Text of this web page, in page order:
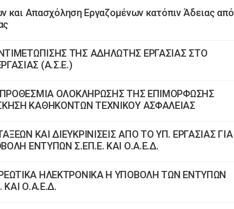
και Απασχόληση Εργαζομένων κατόπιν Άδειας από
ΤΗΣ ΑΔΗΛΩΤΗΣ ΕΡΓΑΣΙΑΣ ΣΤΟ
(Α.Σ.Ε.)
ΠΡΟΘΕΣΜΙΑ ΟΛΟΚΛΗΡΩΣΗΣ ΤΗΣ ΕΠΙΜΟΡΦΩΣΗΣ
ΚΑΘΗΚΟΝΤΩΝ ΤΕΧΝΙΚΟΥ ΑΣΦΑΛΕΙΑΣ
ΚΑΙ ΔΙΕΥΚΡΙΝΙΣΕΙΣ ΑΠΟ ΤΟ ΥΠ. ΕΡΓΑΣΙΑΣ ΓΙΑ
ΕΝΤΥΠΩΝ Σ.ΕΠ.Ε. ΚΑΙ Ο.Α.Ε.Δ.
ΗΛΕΚΤΡΟΝΙΚΑ Η ΥΠΟΒΟΛΗ ΤΩΝ ΕΝΤΥΠΩΝ
Ο.Α.Ε.Δ.